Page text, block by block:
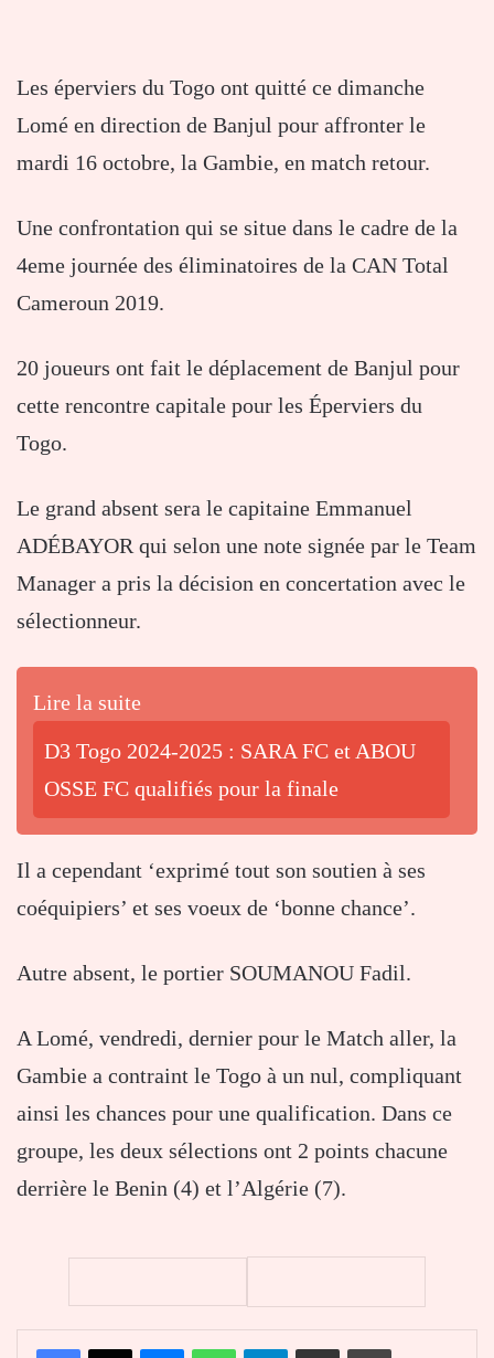
Les éperviers du Togo ont quitté ce dimanche
Lomé en direction de Banjul pour affronter le
mardi 16 octobre, la Gambie, en match retour.
Une confrontation qui se situe dans le cadre de la
4eme journée des éliminatoires de la CAN Total
Cameroun 2019.
20 joueurs ont fait le déplacement de Banjul pour
cette rencontre capitale pour les Éperviers du
Togo.
Le grand absent sera le capitaine Emmanuel
ADÉBAYOR qui selon une note signée par le Team
Manager a pris la décision en concertation avec le
sélectionneur.
Lire la suite
D3 Togo 2024-2025 : SARA FC et ABOU
OSSE FC qualifiés pour la finale
Il a cependant ‘exprimé tout son soutien à ses
coéquipiers’ et ses voeux de ‘bonne chance’.
Autre absent, le portier SOUMANOU Fadil.
A Lomé, vendredi, dernier pour le Match aller, la
Gambie a contraint le Togo à un nul, compliquant
ainsi les chances pour une qualification. Dans ce
groupe, les deux sélections ont 2 points chacune
derrière le Benin (4) et l’Algérie (7).
FacebookX MessengerWhatsAppTelegramPartager par email Imprimer